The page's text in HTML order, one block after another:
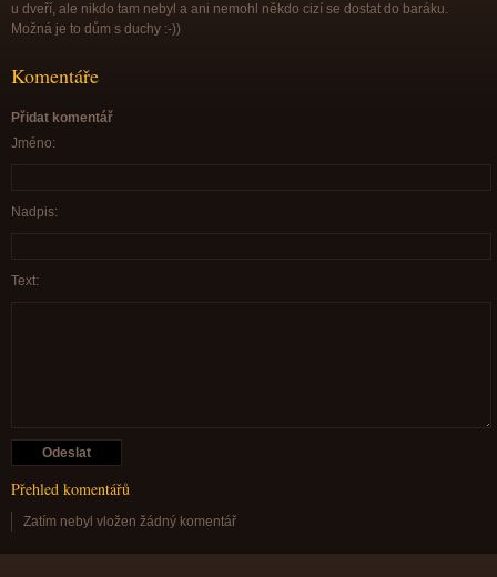
u dveří, ale nikdo tam nebyl a ani nemohl někdo cizí se dostat do baráku.
Možná je to dům s duchy :-))
Komentáře
Přidat komentář
Jméno:
Nadpis:
Text:
Přehled komentářů
Zatím nebyl vložen žádný komentář